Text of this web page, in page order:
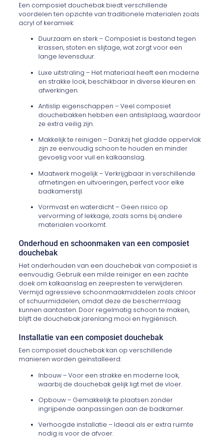
Een composiet douchebak biedt verschillende
voordelen ten opzichte van traditionele materialen zoals
acryl of keramiek:
Duurzaam en sterk – Composiet is bestand tegen
krassen, stoten en slijtage, wat zorgt voor een
lange levensduur.
Luxe uitstraling – Het materiaal heeft een moderne
en strakke look, beschikbaar in diverse kleuren en
afwerkingen.
Antislip eigenschappen – Veel composiet
douchebakken hebben een antisliplaag, waardoor
ze extra veilig zijn.
Makkelijk te reinigen – Dankzij het gladde oppervlak
zijn ze eenvoudig schoon te houden en minder
gevoelig voor vuil en kalkaanslag.
Maatwerk mogelijk – Verkrijgbaar in verschillende
afmetingen en uitvoeringen, perfect voor elke
badkamerstijl.
Vormvast en waterdicht – Geen risico op
vervorming of lekkage, zoals soms bij andere
materialen voorkomt.
Onderhoud en schoonmaken van een composiet
douchebak
Het onderhouden van een douchebak van composiet is
eenvoudig. Gebruik een milde reiniger en een zachte
doek om kalkaanslag en zeepresten te verwijderen.
Vermijd agressieve schoonmaakmiddelen zoals chloor
of schuurmiddelen, omdat deze de beschermlaag
kunnen aantasten. Door regelmatig schoon te maken,
blijft de douchebak jarenlang mooi en hygiënisch.
Installatie van een composiet douchebak
Een composiet douchebak kan op verschillende
manieren worden geïnstalleerd:
Inbouw – Voor een strakke en moderne look,
waarbij de douchebak gelijk ligt met de vloer.
Opbouw – Gemakkelijk te plaatsen zonder
ingrijpende aanpassingen aan de badkamer.
Verhoogde installatie – Ideaal als er extra ruimte
nodig is voor de afvoer.